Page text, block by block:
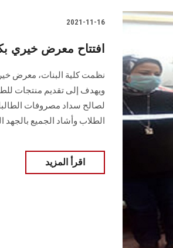
2021-11-16
افتتاح معرض خيري
نظمت كلية البنات، معرض
ويهدف إلى تقديم منتجات
لصالح سداد مصروفات
الطلاب وأشاد الجميع بالجهد
اقرأ المزيد